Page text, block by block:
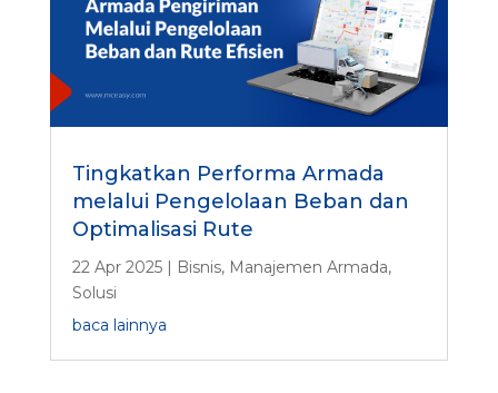
Tingkatkan Performa Armada
melalui Pengelolaan Beban dan
Optimalisasi Rute
22 Apr 2025| Bisnis, Manajemen Armada,
Solusi
baca lainnya